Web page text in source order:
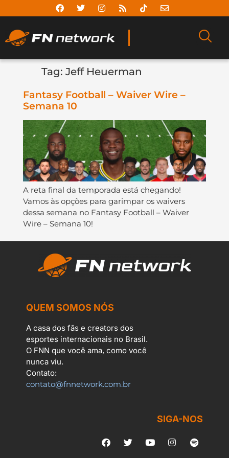
Tag: Jeff Heuerman
Fantasy Football – Waiver Wire –
Semana 10
A reta final da temporada está chegando!
Vamos às opções para garimpar os waivers
dessa semana no Fantasy Football – Waiver
Wire – Semana 10!
QUEM SOMOS NÓS
A casa dos fãs e creators dos
esportes internacionais no Brasil.
O FNN que você ama, como você
nunca viu.
Contato:
contato@fnnetwork.com.br
SIGA-NOS